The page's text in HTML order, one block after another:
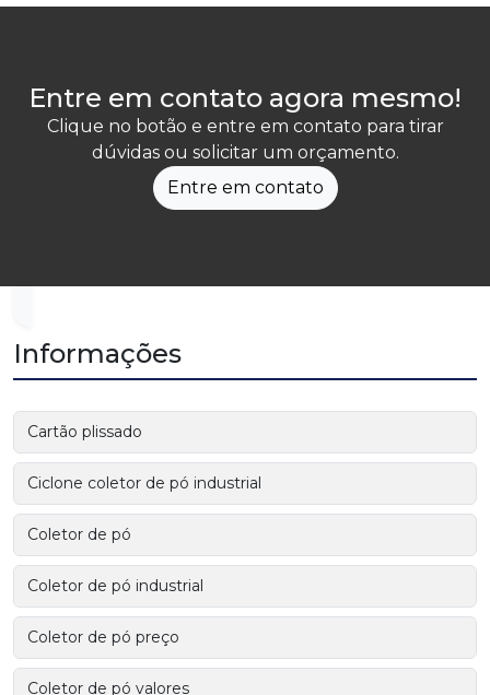
Entre em contato agora mesmo!
Clique no botão e entre em contato para tirar
dúvidas ou solicitar um orçamento.
Entre em contato
Informações
Cartão plissado
Ciclone coletor de pó industrial
Coletor de pó
Coletor de pó industrial
Coletor de pó preço
Coletor de pó valores